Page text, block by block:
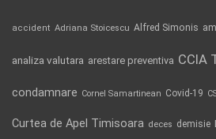
accident Adriana Stoicescu Alfred Simonis
analiza valutara arestare preventiva CCIA
condamnare Cornel Samartinean Covid-19
Curtea de Apel Timisoara deces demisie